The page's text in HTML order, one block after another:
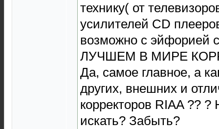
технику( от
усилителей CD
возможно с
ЛУЧШЕМ В МИРЕ
Да, самое главное, а
других, внешних и
корректоров RIAA ??
искать? Забыть?